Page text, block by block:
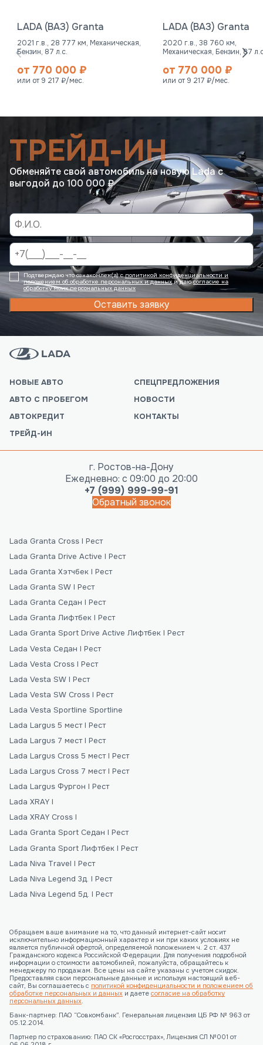
LADA (ВАЗ) Granta
2021 г.в., 28 777 км, Механическая,
Бензин, 87 л.с.
от 770 000 ₽
или от 9 217 ₽/мес.
LADA (ВАЗ) Granta
2020 г.в., 38 760 км,
Механическая, Бензин, 87
от 770 000 ₽
или от 9 217 ₽/мес.
ТРЕЙД-ИН
Обменяйте свой автомобиль на новую Lada с
выгодой до 100 000 ₽
Подтверждаю что ознакомлен(а) сполитикой конфиденциальности и
положением об обработке персональных и данныхи даюсогласие на
обработку моих персональных данных
Оставить заявку
НОВЫЕ АВТО
АВТО С ПРОБЕГОМ
АВТОКРЕДИТ
ТРЕЙД-ИН
СПЕЦПРЕДЛОЖЕНИЯ
НОВОСТИ
КОНТАКТЫ
г. Ростов-на-Дону
Ежедневно: с 09:00 до 20:00
+7 (999) 999-99-91
Обратный звонок
Lada Granta Cross I Рест
Lada Granta Drive Active I Рест
Lada Granta Хэтчбек I Рест
Lada Granta SW I Рест
Lada Granta Седан I Рест
Lada Granta Лифтбек I Рест
Lada Granta Sport Drive Active Лифтбек I Рест
Lada Vesta Седан I Рест
Lada Vesta Cross I Рест
Lada Vesta SW I Рест
Lada Vesta SW Cross I Рест
Lada Vesta Sportline Sportline
Lada Largus 5 мест I Рест
Lada Largus 7 мест I Рест
Lada Largus Сross 5 мест I Рест
Lada Largus Сross 7 мест I Рест
Lada Largus Фургон I Рест
Lada XRAY I
Lada XRAY Cross I
Lada Granta Sport Седан I Рест
Lada Granta Sport Лифтбек I Рест
Lada Niva Travel I Рест
Lada Niva Legend 3д. I Рест
Lada Niva Legend 5д. I Рест
Обращаем ваше внимание на то, что данный интернет-сайт носит
исключительно информационный характер и ни при каких условиях не
является публичной офертой, определяемой положением ч. 2 ст. 437
Гражданского кодекса Российской Федерации. Для получения подробной
информации о стоимости автомобилей, пожалуйста, обращайтесь к
менеджеру по продажам. Все цены на сайте указаны с учетом скидок.
Предоставляя свои персональные данные и используя настоящий веб-
сайт, Вы соглашаетесь с политикой конфиденциальности и положением об
обработке персональных и данных и даете согласие на обработку
персональных данных.
Банк-партнер: ПАО “Совкомбанк”. Генеральная лицензия ЦБ РФ № 963 от
05.12.2014.
Партнер по страхованию: ПАО СК «Росгосстрах», Лицензия СЛ №001 от